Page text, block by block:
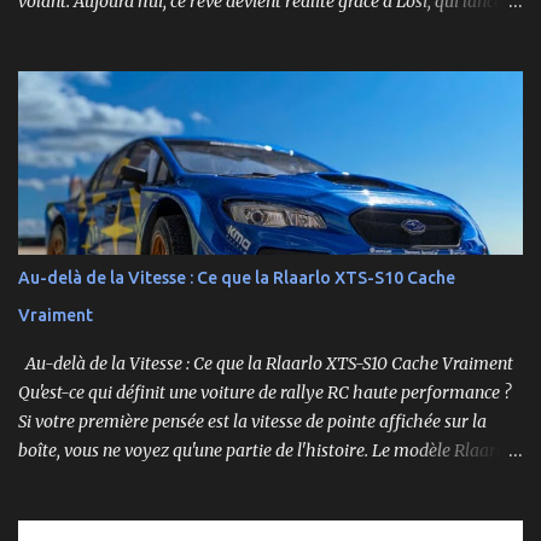
foncer sur n’importe quelle surface plate. Voici le Losi NASCAR RC
Race Car , dans sa version Ryan Blaney No. 12 Advance Auto Parts
Ford Mustang RTR 2025 .
Au-delà de la Vitesse : Ce que la Rlaarlo XTS-S10 Cache
Vraiment
Au-delà de la Vitesse : Ce que la Rlaarlo XTS-S10 Cache Vraiment
Qu'est-ce qui définit une voiture de rallye RC haute performance ?
Si votre première pensée est la vitesse de pointe affichée sur la
boîte, vous ne voyez qu'une partie de l'histoire. Le modèle Rlaarlo